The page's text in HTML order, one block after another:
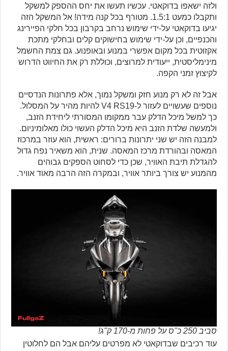
ולזה ישאפו בדוקאטי. עכשיו תעשו את יחס ההספק למשקל
ותקבלו כמעט 1.5:1. מטורף בכל קנה מידה! אל המשקל הזה
יגיעו בדוקאטי על-ידי שימוש נרחב בקרבון בכל חלקי הפיירינג
והכנפיים, וכן על-ידי שימוש בחישוקים קלים ובחלקי מתכת
אקזוטית בכל מקום אפשרי במנוע ובאופנוע. גם צמת החשמל
מינימליסטית, ייעודית למרוצים, וכוללת רק את החיווט הדרוש
לקיצוץ זמני הקפה.
אבל זה לא רק מנוע חזק ומשקל נמוך, אלא פתרונות הנדסיים
נוספים שעשויים לעזור ל-V4 RS19 להיות מהיר על המסלול.
כך למשל מיכל הדלק עבר ממקומו המסורתי ליחידת הזנב,
ולמעשה שלדת הזנב היא מיכל הדלק העשוי כולו מאלומיניום.
למבנה הזה יש שני יתרונות ברורים: ראשית, הוא עוזר במרכוז
המאסה ובהורדת מרכז המאסה. שנית, הוא משאיר נפח גדול
להגדלת תיבת האוויר, שכן כדי לסחוט הספקים גבוהים
מהמנוע יש צורך ביותר אוויר, ובמקרה הזה הרבה מאוד אוויר.
סביב 250 כ"ס על פחות מ-170 ק"ג!
עוד רכיבים שבדוקאטי לא מפרטים עליהם אבל הם לחלוטין